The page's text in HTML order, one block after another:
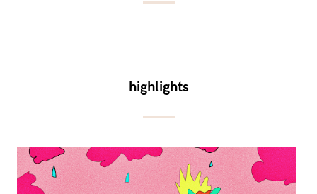
highlights